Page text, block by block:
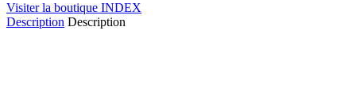
Visiter la boutique INDEX
Description Description